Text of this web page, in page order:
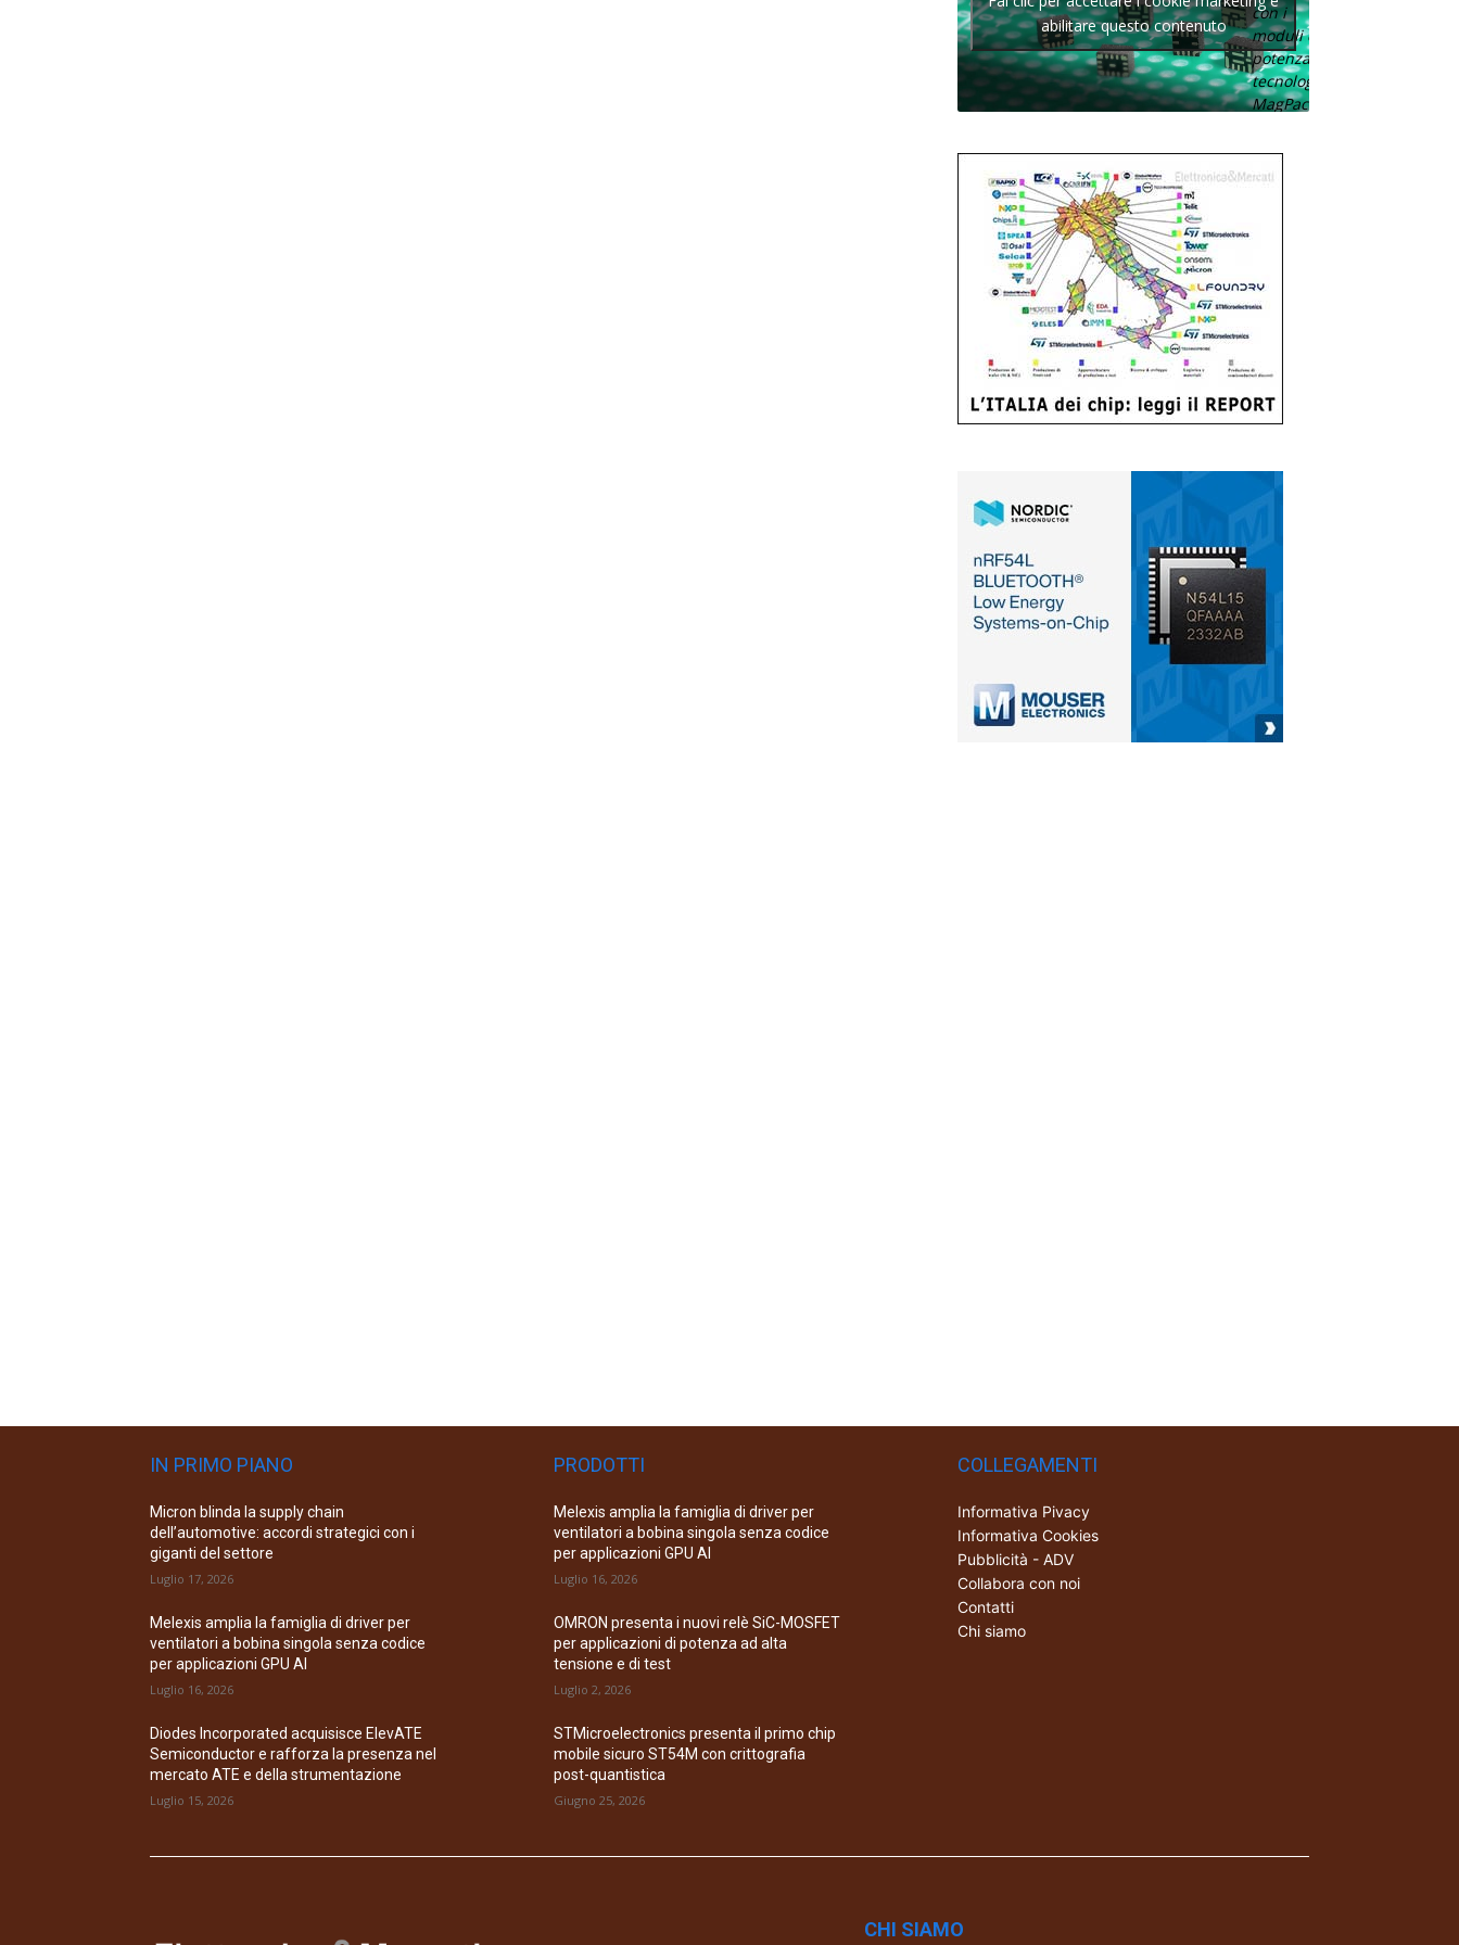
con i
moduli di
potenza con
tecnologia
MagPack.
abilitare questo contenuto
IN PRIMO PIANO
Micron blinda la supply chain
dell’automotive: accordi strategici con i
giganti del settore
Luglio 17, 2026
Melexis amplia la famiglia di driver per
ventilatori a bobina singola senza codice
per applicazioni GPU AI
Luglio 16, 2026
Diodes Incorporated acquisisce ElevATE
Semiconductor e rafforza la presenza nel
mercato ATE e della strumentazione
Luglio 15, 2026
PRODOTTI
Melexis amplia la famiglia di driver per
ventilatori a bobina singola senza codice
per applicazioni GPU AI
Luglio 16, 2026
OMRON presenta i nuovi relè SiC-MOSFET
per applicazioni di potenza ad alta
tensione e di test
Luglio 2, 2026
STMicroelectronics presenta il primo chip
mobile sicuro ST54M con crittografia
post-quantistica
Giugno 25, 2026
COLLEGAMENTI
Informativa Pivacy
Informativa Cookies
Pubblicità - ADV
Collabora con noi
Contatti
Chi siamo
CHI SIAMO